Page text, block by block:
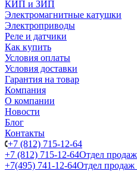
КИП и ЗИП
Электромагнитные катушки
Электроприводы
Реле и датчики
Как купить
Условия оплаты
Условия доставки
Гарантия на товар
Компания
О компании
Новости
Блог
Контакты
+7 (812) 715-12-64
+7 (812) 715-12-64Отдел
+7(495) 741-12-64Отдел продаж